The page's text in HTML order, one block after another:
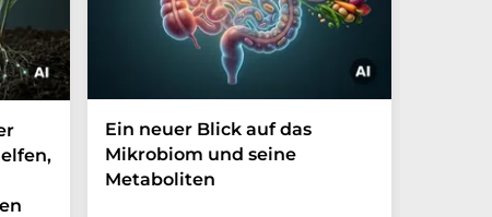
Ein neuer Blick auf das
Mikrobiom und seine
Metaboliten